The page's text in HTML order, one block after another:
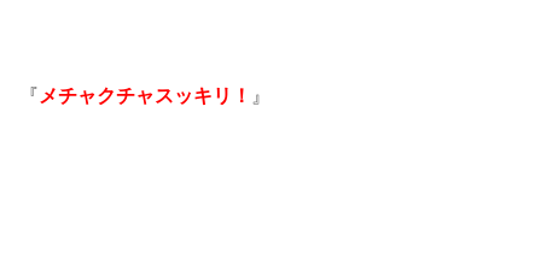
『 メチャクチャスッキリ！ 』